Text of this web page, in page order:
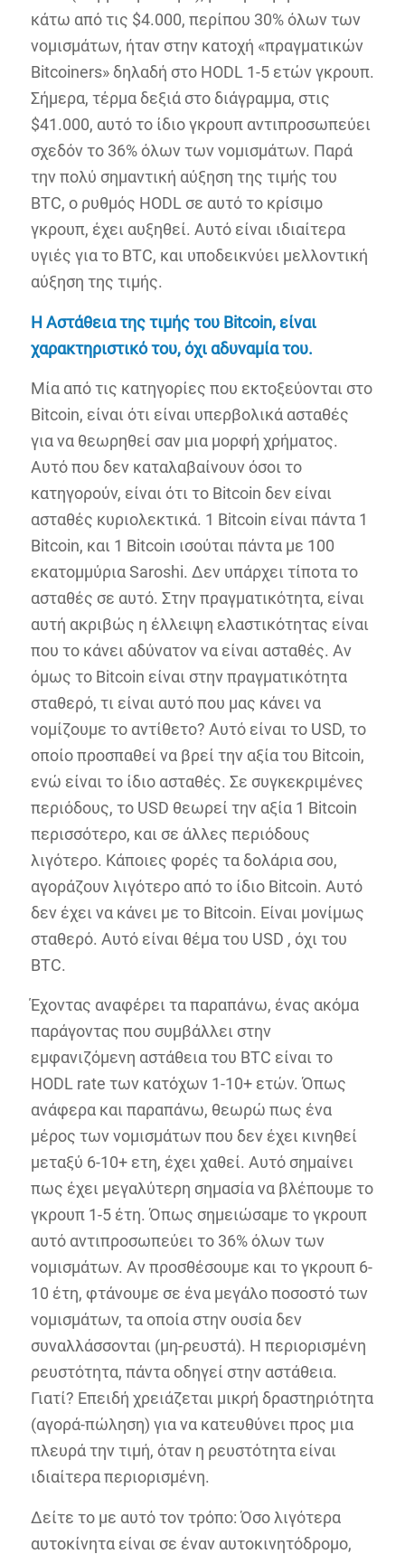
κάτω από τις $4.000, περίπου 30% όλων των
νομισμάτων, ήταν στην κατοχή «πραγματικών
Bitcoiners» δηλαδή στο HODL 1-5 ετών γκρουπ.
Σήμερα, τέρμα δεξιά στο διάγραμμα, στις
$41.000, αυτό το ίδιο γκρουπ αντιπροσωπεύει
σχεδόν το 36% όλων των νομισμάτων. Παρά
την πολύ σημαντική αύξηση της τιμής του
BTC, o ρυθμός HODL σε αυτό το κρίσιμο
γκρουπ, έχει αυξηθεί. Αυτό είναι ιδιαίτερα
υγιές για το BTC, και υποδεικνύει μελλοντική
αύξηση της τιμής.
Η Αστάθεια της τιμής του Bitcoin, είναι
χαρακτηριστικό του, όχι αδυναμία του.
Μία από τις κατηγορίες που εκτοξεύονται στο
Bitcoin, είναι ότι είναι υπερβολικά ασταθές
για να θεωρηθεί σαν μια μορφή χρήματος.
Αυτό που δεν καταλαβαίνουν όσοι το
κατηγορούν, είναι ότι το Bitcoin δεν είναι
ασταθές κυριολεκτικά. 1 Bitcoin είναι πάντα 1
Bitcoin, και 1 Bitcoin ισούται πάντα με 100
εκατομμύρια Saroshi. Δεν υπάρχει τίποτα το
ασταθές σε αυτό. Στην πραγματικότητα, είναι
αυτή ακριβώς η έλλειψη ελαστικότητας είναι
που το κάνει αδύνατον να είναι ασταθές. Αν
όμως το Bitcoin είναι στην πραγματικότητα
σταθερό, τι είναι αυτό που μας κάνει να
νομίζουμε το αντίθετο? Αυτό είναι το USD, το
οποίο προσπαθεί να βρεί την αξία του Bitcoin,
ενώ είναι το ίδιο ασταθές. Σε συγκεκριμένες
περιόδους, το USD θεωρεί την αξία 1 Bitcoin
περισσότερο, και σε άλλες περιόδους
λιγότερο. Κάποιες φορές τα δολάρια σου,
αγοράζουν λιγότερο από το ίδιο Bitcoin. Αυτό
δεν έχει να κάνει με το Bitcoin. Είναι μονίμως
σταθερό. Αυτό είναι θέμα του USD , όχι του
BTC.
Έχοντας αναφέρει τα παραπάνω, ένας ακόμα
παράγοντας που συμβάλλει στην
εμφανιζόμενη αστάθεια του BTC είναι το
HODL rate των κατόχων 1-10+ ετών. Όπως
ανάφερα και παραπάνω, θεωρώ πως ένα
μέρος των νομισμάτων που δεν έχει κινηθεί
μεταξύ 6-10+ ετη, έχει χαθεί. Αυτό σημαίνει
πως έχει μεγαλύτερη σημασία να βλέπουμε το
γκρουπ 1-5 έτη. Όπως σημειώσαμε το γκρουπ
αυτό αντιπροσωπεύει το 36% όλων των
νομισμάτων. Αν προσθέσουμε και το γκρουπ 6-
10 έτη, φτάνουμε σε ένα μεγάλο ποσοστό των
νομισμάτων, τα οποία στην ουσία δεν
συναλλάσσονται (μη-ρευστά). Η περιορισμένη
ρευστότητα, πάντα οδηγεί στην αστάθεια.
Γιατί? Επειδή χρειάζεται μικρή δραστηριότητα
(αγορά-πώληση) για να κατευθύνει προς μια
πλευρά την τιμή, όταν η ρευστότητα είναι
ιδιαίτερα περιορισμένη.
Δείτε το με αυτό τον τρόπο: Όσο λιγότερα
αυτοκίνητα είναι σε έναν αυτοκινητόδρομο,